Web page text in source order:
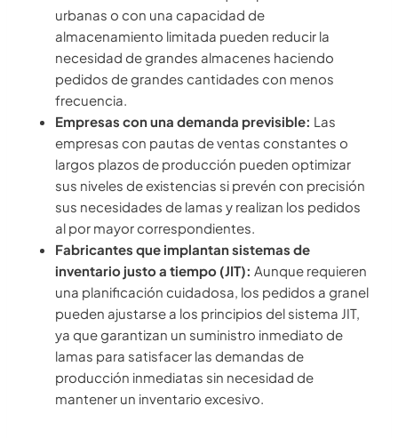
urbanas o con una capacidad de
almacenamiento limitada pueden reducir la
necesidad de grandes almacenes haciendo
pedidos de grandes cantidades con menos
frecuencia.
Empresas con una demanda previsible: Las
empresas con pautas de ventas constantes o
largos plazos de producción pueden optimizar
sus niveles de existencias si prevén con precisión
sus necesidades de lamas y realizan los pedidos
al por mayor correspondientes.
Fabricantes que implantan sistemas de
inventario justo a tiempo (JIT): Aunque requieren
una planificación cuidadosa, los pedidos a granel
pueden ajustarse a los principios del sistema JIT,
ya que garantizan un suministro inmediato de
lamas para satisfacer las demandas de
producción inmediatas sin necesidad de
mantener un inventario excesivo.